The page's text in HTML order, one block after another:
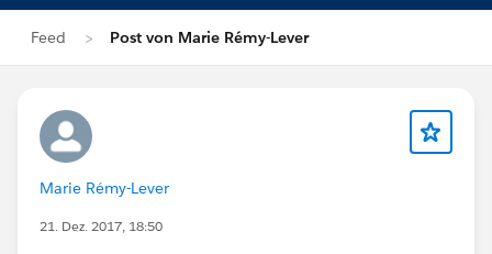
Feed Post von Marie Rémy-Lever
Marie Rémy-Lever
21. Dez. 2017, 18:50